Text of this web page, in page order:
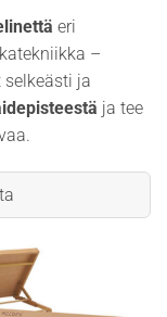
eri
–
ja
ja tee